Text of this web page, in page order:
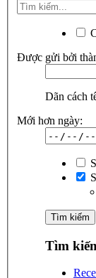
Được gửi bởi
Dãn cách
Mới hơn ngày:
Tìm